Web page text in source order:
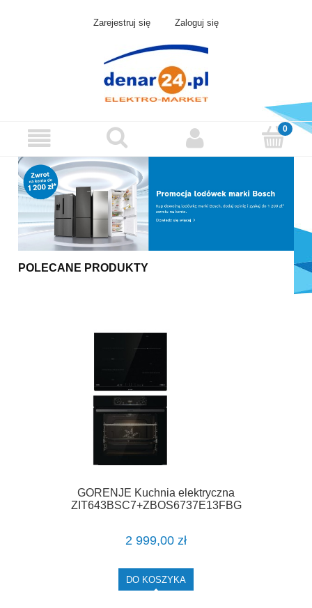
Zarejestruj się Zaloguj się
POLECANE PRODUKTY
GORENJE Kuchnia elektryczna
ZIT643BSC7+ZBOS6737E13FBG
2 999,00 zł
DO KOSZYKA